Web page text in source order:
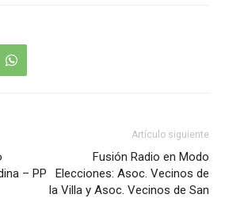
– PP
Artículo siguiente
Fusión Radio en Modo
Elecciones: Asoc. Vecinos de
la Villa y Asoc. Vecinos de San